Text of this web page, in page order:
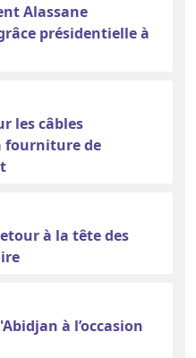
Alassane
présidentielle à
les câbles
fourniture de
à la tête des
à l’occasion